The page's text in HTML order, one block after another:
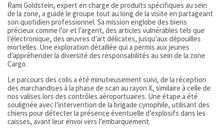
Rami Goldstein, expert en charge de produits spécifiques au sein
de la zone, a guidé le groupe tout au long de la visite en partageant
son quotidien professionnel. Sa mission englobe des biens
précieux comme l’or et l’argent, des articles vulnérables tels que
l’électronique, des œuvres d’art délicates, jusqu’aux dépouilles
mortelles. Une exploration détaillée qui a permis aux jeunes
d’appréhender la diversité des responsabilités au sein de la zone
Cargo.
Le parcours des colis a été minutieusement suivi, de la réception
des marchandises à la phase de scan au rayon X, similaire à celle de
nos valises lors des contrôles aéroportuaires. Une étape a été
soulignée avec l’intervention de la brigade cynophile, utilisant des
chiens pour détecter la présence éventuelle d’explosifs dans les
caisses, avant leur envoi vers l’embarquement.